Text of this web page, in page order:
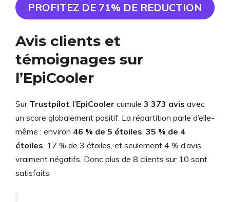
PROFITEZ DE 71% DE REDUCTION
Avis clients et
témoignages sur
l’EpiCooler
Sur Trustpilot , l’EpiCooler cumule 3 373 avis avec
un score globalement positif. La répartition parle d’elle-
même : environ 46 % de 5 étoiles 35 % de 4
étoiles , 17 % de 3 étoiles, et seulement 4 % d’avis
vraiment négatifs. Donc plus de 8 clients sur 10 sont
satisfaits.